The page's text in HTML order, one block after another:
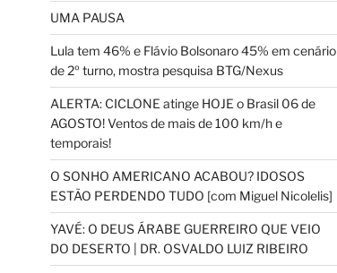
UMA PAUSA
Lula tem 46% e Flávio Bolsonaro 45% em cenário
de 2º turno, mostra pesquisa BTG/Nexus
ALERTA: CICLONE atinge HOJE o Brasil 06 de
AGOSTO! Ventos de mais de 100 km/h e
temporais!
O SONHO AMERICANO ACABOU? IDOSOS
ESTÃO PERDENDO TUDO [com Miguel Nicolelis]
YAVÉ: O DEUS ÁRABE GUERREIRO QUE VEIO
DO DESERTO | DR. OSVALDO LUIZ RIBEIRO